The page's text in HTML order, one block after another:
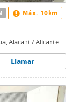
Alacant / Alicante
Llamar
Máx. 10km